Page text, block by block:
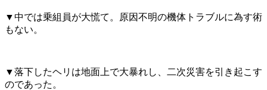
▼中では乗組員が大慌て。原因不明の機体トラブルに為す術
もない。
▼落下したヘリは地面上で大暴れし、二次災害を引き起こす
のであった。